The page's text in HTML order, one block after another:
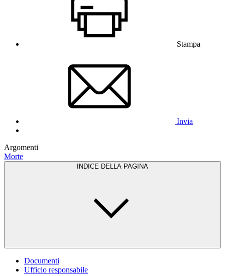
Stampa
Invia
Argomenti
Morte
INDICE DELLA PAGINA
Documenti
Ufficio responsabile